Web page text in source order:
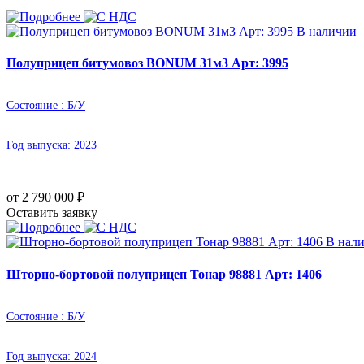
В наличии
Полуприцеп битумовоз BONUM 31м3 Арт: 3995
Состояние : Б/У
Год выпуска: 2023
от 2 790 000 ₽
Оставить заявку
В
Шторно-бортовой полуприцеп Тонар 98881 Арт: 1406
Состояние : Б/У
Год выпуска: 2024